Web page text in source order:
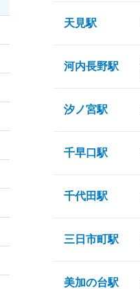
天見駅
河内長野駅
汐ノ宮駅
千早口駅
千代田駅
三日市町駅
美加の台駅